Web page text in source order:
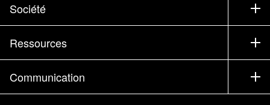
Trouver un partenaire
Executive Briefing
Produits A-Z
Formation
Documentation
Communauté
Société
Société
Partenaires
Emplois
Ressources
Newsroom
Événements
Communication